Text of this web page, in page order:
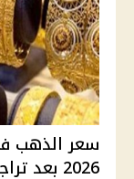
2026 بعد تراجع عيار 21 أمس